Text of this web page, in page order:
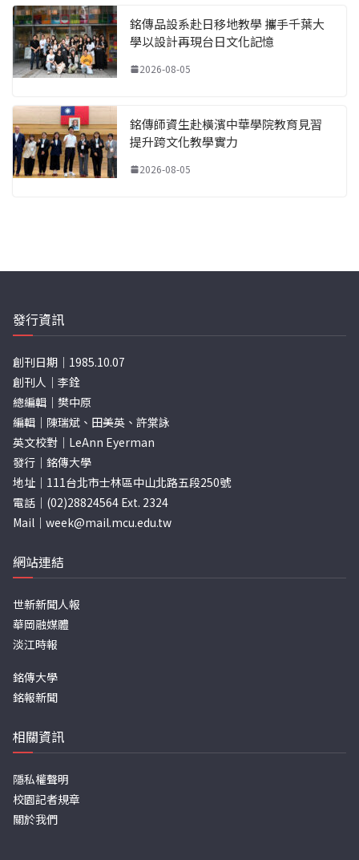
銘傳品設系赴日移地教學 攜手千葉大
學以設計再現台日文化記憶
2026-08-05
銘傳師資生赴橫濱中華學院教育見習
提升跨文化教學實力
2026-08-05
發行資訊
創刊日期｜1985.10.07
創刊人｜李銓
總編輯｜樊中原
編輯｜陳瑞斌、田美英、許棠詠
英文校對｜LeAnn Eyerman
發行｜銘傳大學
地址｜111台北市士林區中山北路五段250號
電話｜(02)28824564 Ext. 2324
Mail｜ week@mail.mcu.edu.tw
網站連結
世新新聞人報
華岡融媒體
淡江時報
銘傳大學
銘報新聞
相關資訊
隱私權聲明
校園記者規章
關於我們